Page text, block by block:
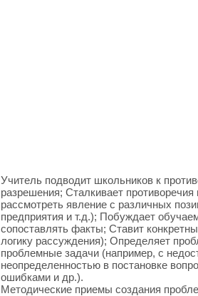
Учитель подводит школьников к
разрешения; Сталкивает
рассмотреть явление с различных
предприятия и т.д.); Побуждает
сопоставлять факты; Ставит
логику рассуждения); Определяет
проблемные задачи (например, с
неопределенностью в постановке
ошибками и др.).
Методические приемы создания